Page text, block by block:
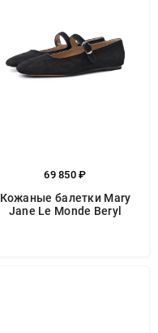
69 850 ₽
Кожаные балетки Mary
Jane Le Monde Beryl